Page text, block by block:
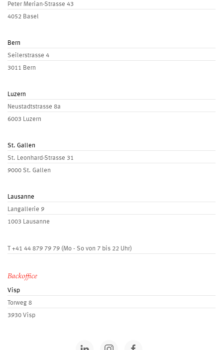
Peter Merian-Strasse 43
4052 Basel
Bern
Seilerstrasse 4
3011 Bern
Luzern
Neustadtstrasse 8a
6003 Luzern
St. Gallen
St. Leonhard-Strasse 31
9000 St. Gallen
Lausanne
Langallerie 9
1003 Lausanne
T+41 44 879 79 79 (Mo - So von 7 bis 22 Uhr)
Backoffice
Visp
Torweg 8
3930 Visp